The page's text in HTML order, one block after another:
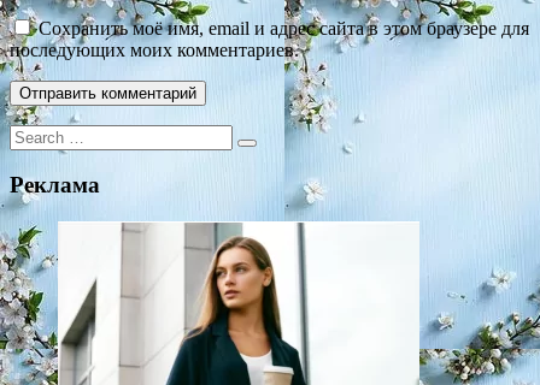
Сохранить моё имя, email и адрес сайта в этом браузере для
последующих моих комментариев.
Search
for:
Реклама